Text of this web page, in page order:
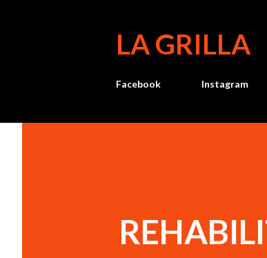
LA GRILLA
Facebook Instagram